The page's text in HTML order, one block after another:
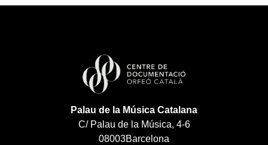
Palau de la Música Catalana
C/ Palau de la Música, 4-6
08003Barcelona